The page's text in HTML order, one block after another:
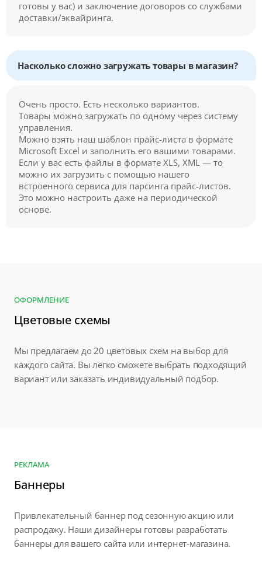
готовы у вас) и заключение договоров со службами
доставки/эквайринга.
Насколько сложно загружать товары в магазин?
Очень просто. Есть несколько вариантов.
Товары можно загружать по одному через систему
управления.
Можно взять наш шаблон прайс-листа в формате
Microsoft Excel и заполнить его вашими товарами.
Если у вас есть файлы в формате XLS, XML — то
можно их загрузить с помощью нашего
встроенного сервиса для парсинга прайс-листов.
Это можно настроить даже на периодической
основе.
ОФОРМЛЕНИЕ
Цветовые схемы
Мы предлагаем до 20 цветовых схем на выбор для
каждого сайта. Вы легко сможете выбрать подходящий
вариант или заказать индивидуальный подбор.
РЕКЛАМА
Баннеры
Привлекательный баннер под сезонную акцию или
распродажу. Наши дизайнеры готовы разработать
баннеры для вашего сайта или интернет-магазина.